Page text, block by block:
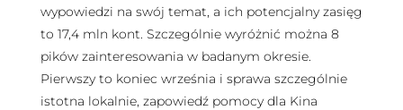
wypowiedzi na swój temat, a ich potencjalny zasięg
to 17,4 mln kont. Szczególnie wyróżnić można 8
pików zainteresowania w badanym okresie.
Pierwszy to koniec września i sprawa szczególnie
istotna lokalnie, zapowiedź pomocy dla Kina